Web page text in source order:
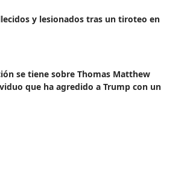
y lesionados tras un tiroteo en
se tiene sobre Thomas Matthew
que ha agredido a Trump con un